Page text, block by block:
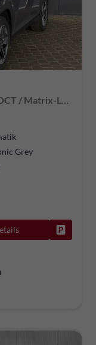
Comfort Plus 1.6 T-GDI 2WD 48V DCT / Matrix-LED Elek. Heck 360° Kam. Teilleder Shz vo + hi Alu 18"
Grey